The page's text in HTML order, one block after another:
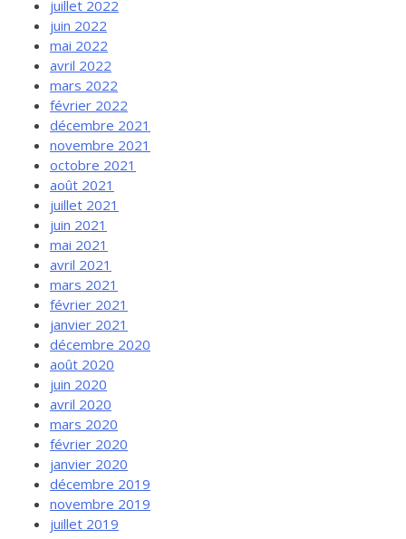
juillet 2022
juin 2022
mai 2022
avril 2022
mars 2022
février 2022
décembre 2021
novembre 2021
octobre 2021
août 2021
juillet 2021
juin 2021
mai 2021
avril 2021
mars 2021
février 2021
janvier 2021
décembre 2020
août 2020
juin 2020
avril 2020
mars 2020
février 2020
janvier 2020
décembre 2019
novembre 2019
juillet 2019